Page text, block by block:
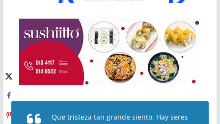
Que tristeza tan grande siento. Hay seres